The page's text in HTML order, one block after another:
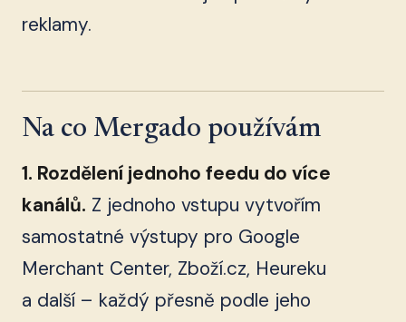
reklamy.
Na co Mergado používám
1. Rozdělení jednoho feedu do více
kanálů. Z jednoho vstupu vytvořím
samostatné výstupy pro Google
Merchant Center, Zboží.cz, Heureku
a další – každý přesně podle jeho